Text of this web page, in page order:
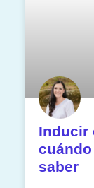
Inducir
saber